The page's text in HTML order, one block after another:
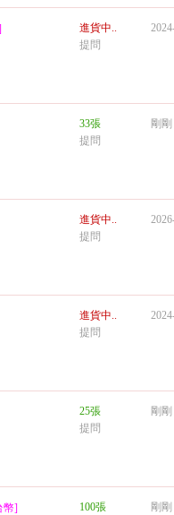
進貨中..
提問
33張
提問
剛剛
進貨中..
提問
進貨中..
提問
25張
提問
剛剛
幣]
100張
剛剛